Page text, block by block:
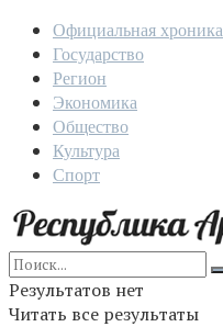
Официальная хроника
Государство
Регион
Экономика
Общество
Культура
Спорт
Результатов нет
Читать все результаты